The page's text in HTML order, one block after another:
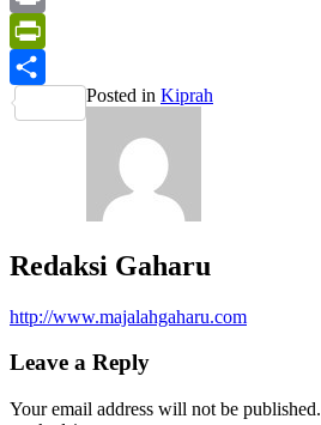
Print
PrintFriendly
Share
Posted in Kiprah
Redaksi Gaharu
http://www.majalahgaharu.com
Leave a Reply
Your email address will not be published.